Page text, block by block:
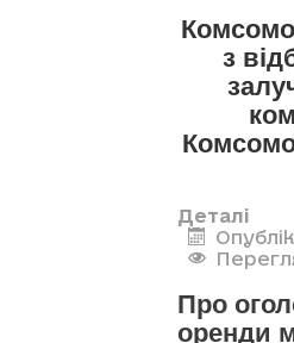
з
Деталі
Про
оренди